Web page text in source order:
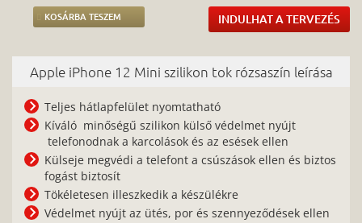
KOSÁRBA TESZEM INDULHAT A TERVEZÉS
Apple iPhone 12 Mini szilikon tok rózsaszín leírása
Teljes hátlapfelület nyomtatható
Kíváló minőségű szilikon külső védelmet nyújt
telefonodnak a karcolások és az esések ellen
Külseje megvédi a telefont a csúszások ellen és biztos
fogást biztosít
Tökéletesen illeszkedik a készülékre
Védelmet nyújt az ütés, por és szennyeződések ellen